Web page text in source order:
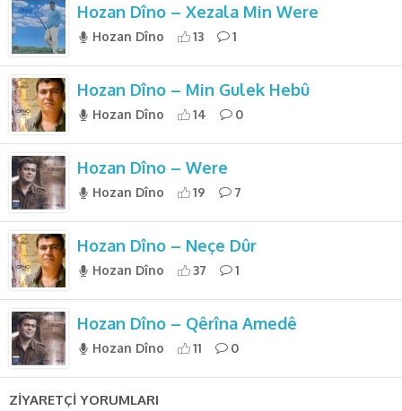
Hozan Dîno – Xezala Min Were
Hozan Dîno 13 1
Hozan Dîno – Min Gulek Hebû
Hozan Dîno 14 0
Hozan Dîno – Were
Hozan Dîno 19 7
Hozan Dîno – Neçe Dûr
Hozan Dîno 37 1
Hozan Dîno – Qêrîna Amedê
Hozan Dîno 11 0
ZİYARETÇİ YORUMLARI